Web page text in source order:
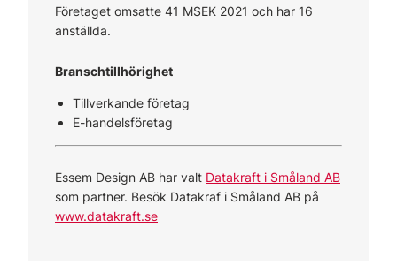
Företaget omsatte 41 MSEK 2021 och har 16
anställda.
Branschtillhörighet
Tillverkande företag
E-handelsföretag
Essem Design AB har valt Datakraft i Småland AB
som partner. Besök Datakraf i Småland AB på
www.datakraft.se